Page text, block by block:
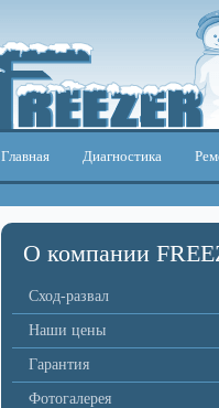
Главная Диагностика
О компании
Сход-развал
Наши цены
Гарантия
Фотогалерея